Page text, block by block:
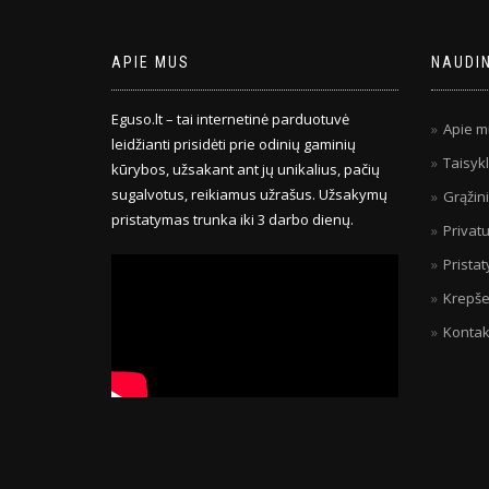
APIE MUS
Eguso.lt – tai internetinė parduotuvė
leidžianti prisidėti prie odinių gaminių
kūrybos, užsakant ant jų unikalius, pačių
sugalvotus, reikiamus užrašus. Užsakymų
pristatymas trunka iki 3 darbo dienų.
Apie